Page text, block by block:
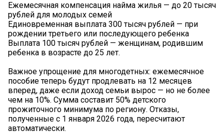
Ежемесячная компенсация найма жилья — до 20 тысяч
рублей для молодых семей
Единовременная выплата 300 тысяч рублей — при
рождении третьего или последующего ребенка
Выплата 100 тысяч рублей — женщинам, родившим
ребенка в возрасте до 25 лет.
Важное упрощение для многодетных: ежемесячное
пособие теперь будут продлевать на 12 месяцев
вперед, даже если доход семьи вырос — но не более
чем на 10%. Сумма составит 50% детского
прожиточного минимума по региону. Отказы,
полученные с 1 января 2026 года, пересчитают
автоматически.